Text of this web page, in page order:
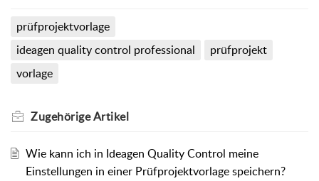
prüfprojektvorlage
ideagen quality control professional
prüfprojekt
vorlage
ZugehörigeArtikel
Wie kann ich in Ideagen Quality Control meine
Einstellungen in einer Prüfprojektvorlage speichern?